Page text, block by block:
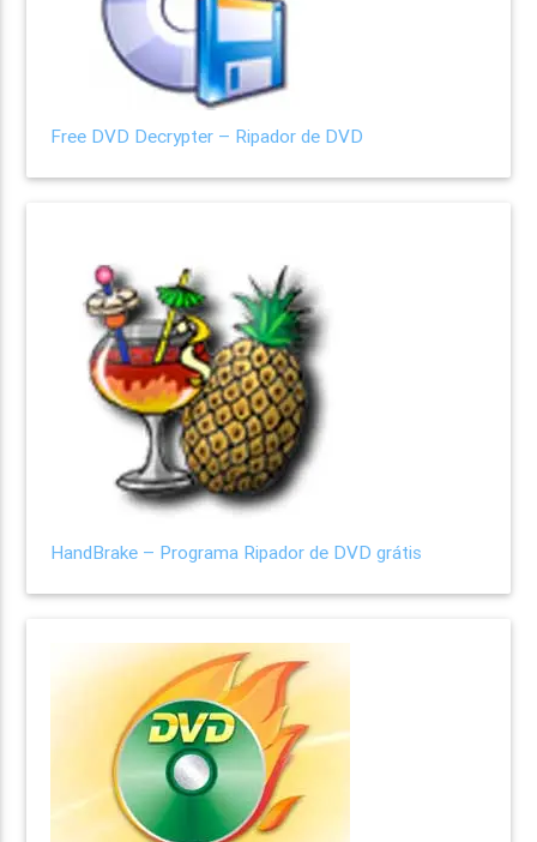
Free DVD Decrypter – Ripador de DVD
HandBrake – Programa Ripador de DVD grátis